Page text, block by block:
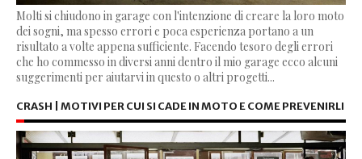
Molti si chiudono in garage con l'intenzione di creare la loro moto
dei sogni, ma spesso errori e poca esperienza portano a un
risultato a volte appena sufficiente. Facendo tesoro degli errori
che ho commesso in diversi anni dentro il mio garage ecco alcuni
suggerimenti per aiutarvi in questo o altri progetti...
CRASH | MOTIVI PER CUI SI CADE IN MOTO E COME PREVENIRLI